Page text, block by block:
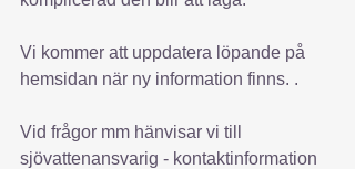
Vi kommer att uppdatera löpande på
hemsidan när ny information finns. .
Vid frågor mm hänvisar vi till
sjövattenansvarig - kontaktinformation